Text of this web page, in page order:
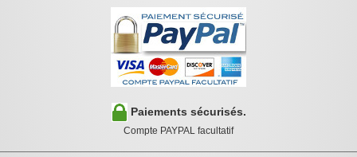
Paiements sécurisés.
Compte PAYPAL facultatif